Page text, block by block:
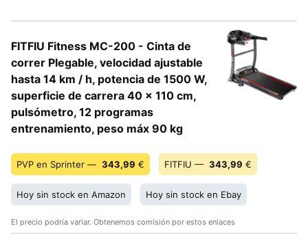
FITFIU Fitness MC-200 - Cinta de
correr Plegable, velocidad ajustable
hasta 14 km / h, potencia de 1500 W,
superficie de carrera 40 x 110 cm,
pulsómetro, 12 programas
entrenamiento, peso máx 90 kg
PVP en Sprinter — 343,99 € FITFIU — 343,99 €
Hoy sin stock en Amazon Hoy sin stock en Ebay
El precio podría variar. Obtenemos comisión por estos enlaces